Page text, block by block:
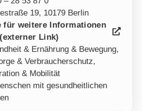
19, 10179 Berlin
für weitere Informationen
(externer Link)
& Ernährung & Bewegung,
& Verbraucherschutz,
& Mobilität
mit gesundheitlichen